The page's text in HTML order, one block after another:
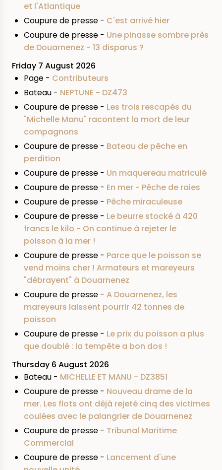
et l'Atlantique
Coupure de presse - C'est arrivé hier
Coupure de presse - Une pinasse sombre près
de Douarnenez - 13 disparus ?
Friday 7 August 2026
Page - Contributeurs
Bateau - NEPTUNE - DZ473
Coupure de presse - Les trois rescapés du
"Michelle Manu" racontent la mort de leur
compagnons
Coupure de presse - Bateau de pêche en
perdition
Coupure de presse - Un maquereau matriculé
Coupure de presse - En mer - Pêche de raies
Coupure de presse - Pêche miraculeuse
Coupure de presse - Le beurre stocké à 420
francs le kilo - On continue à rejeter le
poisson à la mer !
Coupure de presse - Parce que le poisson se
vend moins cher ! Armateurs et mareyeurs
"débrayent" à Douarnenez
Coupure de presse - A Douarnenez, les
mareyeurs laissent pourrir 42 tonnes de
poisson
Coupure de presse - Le prix du poisson a plus
que doublé : la tempête a bon dos !
Thursday 6 August 2026
Bateau - MICHELLE ET MANU - DZ3851
Coupure de presse - Nouveau drame de la
mer. Les flots ont déjà rejeté cinq des victimes
coulées avec le palangrier de Douarnenez
Coupure de presse - Tribunal Maritime
Commercial
Coupure de presse - Lancement d'une